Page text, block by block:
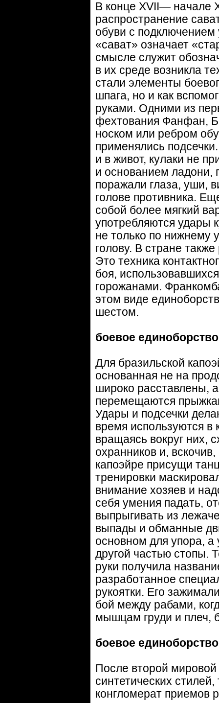
В конце XVII— начале
распространение
обуви с
«сават» означает
смысле служит
в их среде возникла
стали элементы
шпага, но и как
руками. Одними из
фехтования Фанфан,
носком или ребром
применялись
и в живот, кулаки не
и основанием ладони,
поражали глаза, уши,
голове противника.
собой более мягкий
употребляются удары
не только по нижнему
голову. В стране
Это техника
боя,
горожанами.
этом виде
шестом.
боевое
Для бразильской
основанная не на
широко расставлены,
перемещаются
Удары и подсечки
время используются в
вращаясь вокруг них,
охранников и,
капоэйре присущи
тренировки
внимание хозяев и
себя умения падать,
выпрыгивать из
выпады и обманные
основном для упора, а
другой частью стопы.
руки получила
разработанное
рукоятки. Его
бой между рабами,
мышцам груди и плеч,
боевое
После второй
синтетических
конгломерат приемов